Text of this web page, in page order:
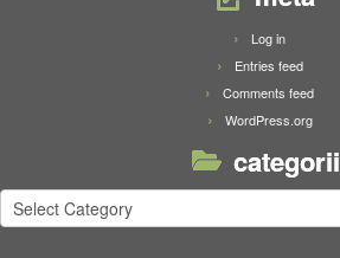
Log in
Entries feed
Comments feed
WordPress.org
categorii
categorii